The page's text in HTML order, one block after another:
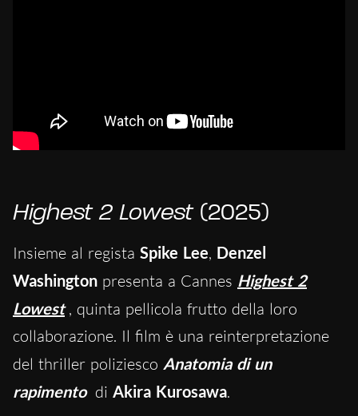
Highest 2 Lowest(2025)
Insieme al regista Spike Lee, Denzel
Washington presenta a Cannes Highest 2
Lowest , quinta pellicola frutto della loro
collaborazione. Il film è una reinterpretazione
del thriller poliziesco Anatomia di un
rapimento di Akira Kurosawa.